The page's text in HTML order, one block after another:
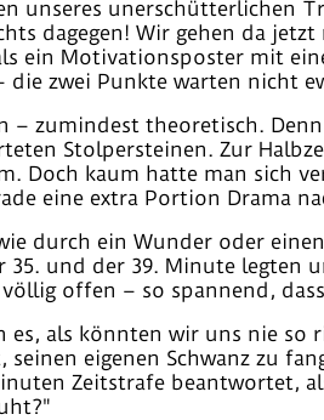
unseres unerschütterlichen
dagegen! Wir gehen da
ein Motivationsposter mit
die zwei Punkte warten nicht
– zumindest theoretisch.
Stolpersteinen. Zur
Doch kaum hatte man sich
eine extra Portion Drama
durch ein Wunder oder
35. und der 39. Minute legten
völlig offen – so spannend,
es, als könnten wir uns nie
seinen eigenen Schwanz zu
Zeitstrafe beantwortet,